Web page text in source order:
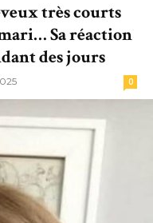
très courts
Sa réaction
des jours
0